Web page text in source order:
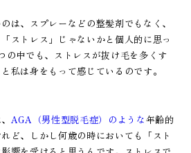
は、スプレーなどの整髪剤でもなく、
ストレス」じゃないかと個人的に思っ
の中でも、ストレスが抜け毛を多くす
私は身をもって感じているのです。
AGA（男性型脱毛症）のような年齢的
ど、しかし何歳の時においても「スト